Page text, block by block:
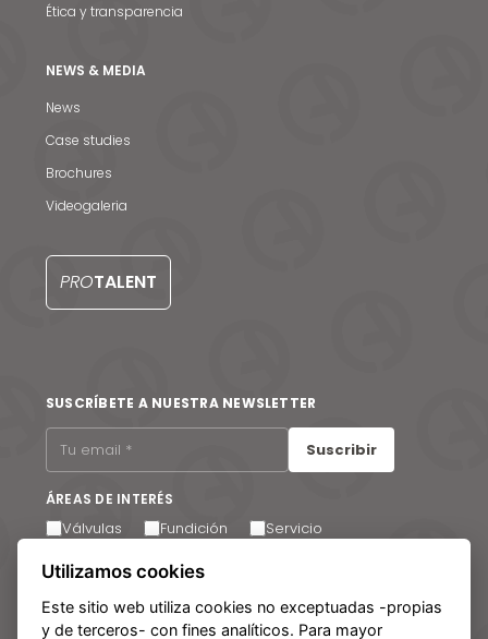
Noticias y medios
Contacto
Ética y transparencia
NEWS & MEDIA
News
Case studies
Brochures
Videogaleria
PROTALENT
SUSCRÍBETE A NUESTRA NEWSLETTER
Suscribir
ÁREAS DE INTERÉS
Válvulas Fundición Servicio
Acepto recibir comunicaciones por correo electrónico.
través del enlace que encontrará en el pie de página de
nuestros correos electrónicos.
Utilizamos cookies
Este sitio web utiliza cookies no exceptuadas -propias
y de terceros- con fines analíticos. Para mayor